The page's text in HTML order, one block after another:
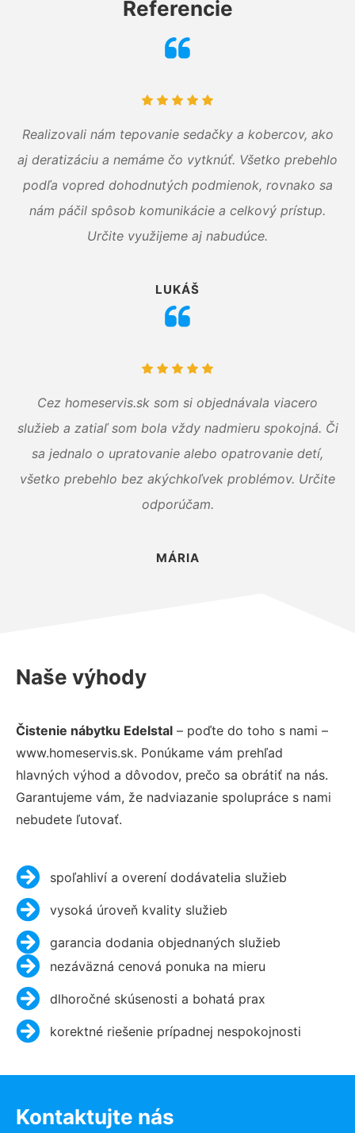
Referencie
Realizovali nám tepovanie sedačky a kobercov, ako
aj deratizáciu a nemáme čo vytknúť. Všetko prebehlo
podľa vopred dohodnutých podmienok, rovnako sa
nám páčil spôsob komunikácie a celkový prístup.
Určite využijeme aj nabudúce.
LUKÁŠ
Cez homeservis.sk som si objednávala viacero
služieb a zatiaľ som bola vždy nadmieru spokojná. Či
sa jednalo o upratovanie alebo opatrovanie detí,
všetko prebehlo bez akýchkoľvek problémov. Určite
odporúčam.
MÁRIA
Naše výhody
Čistenie nábytku Edelstal – poďte do toho s nami –
www.homeservis.sk. Ponúkame vám prehľad
hlavných výhod a dôvodov, prečo sa obrátiť na nás.
Garantujeme vám, že nadviazanie spolupráce s nami
nebudete ľutovať.
spoľahliví a overení dodávatelia služieb
vysoká úroveň kvality služieb
garancia dodania objednaných služieb
nezáväzná cenová ponuka na mieru
dlhoročné skúsenosti a bohatá prax
korektné riešenie prípadnej nespokojnosti
Kontaktujte nás